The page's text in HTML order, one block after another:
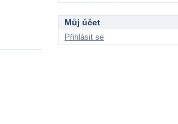
Můj účet
Přihlásit se